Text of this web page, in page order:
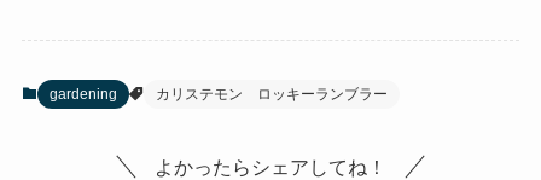
gardening カリステモン ロッキーランブラー
よかったらシェアしてね！